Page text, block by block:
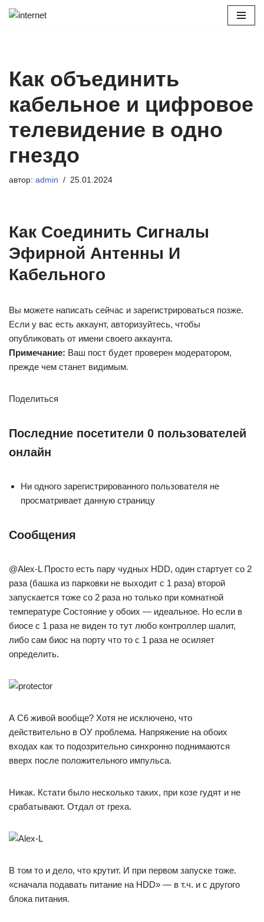
Как объединить
кабельное и цифровое
телевидение в одно
гнездо
автор: admin 25.01.2024
Как Соединить Сигналы
Эфирной Антенны И
Кабельного
Вы можете написать сейчас и зарегистрироваться позже.
Если у вас есть аккаунт, авторизуйтесь, чтобы
опубликовать от имени своего аккаунта.
Примечание: Ваш пост будет проверен модератором,
прежде чем станет видимым.
Поделиться
Последние посетители 0 пользователей
онлайн
Ни одного зарегистрированного пользователя не
просматривает данную страницу
Сообщения
@Alex-L Просто есть пару чудных HDD, один стартует со 2
раза (башка из парковки не выходит с 1 раза) второй
запускается тоже со 2 раза но только при комнатной
температуре Состояние у обоих — идеальное. Но если в
биосе с 1 раза не виден то тут любо контроллер шалит,
либо сам биос на порту что то с 1 раза не осиляет
определить.
А С6 живой вообще? Хотя не исключено, что
действительно в ОУ проблема. Напряжение на обоих
входах как то подозрительно синхронно поднимаются
вверх после положительного импульса.
Никак. Кстати было несколько таких, при козе гудят и не
срабатывают. Отдал от греха.
В том то и дело, что крутит. И при первом запуске тоже.
«сначала подавать питание на HDD» — в т.ч. и с другого
блока питания.